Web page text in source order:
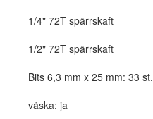
1/4" 72T spärrskaft
1/2" 72T spärrskaft
Bits 6,3 mm x 25 mm: 33 st.
väska: ja